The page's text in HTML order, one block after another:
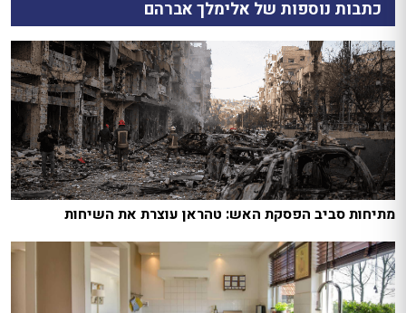
כתבות נוספות של אלימלך אברהם
מתיחות סביב הפסקת האש: טהראן עוצרת את השיחות